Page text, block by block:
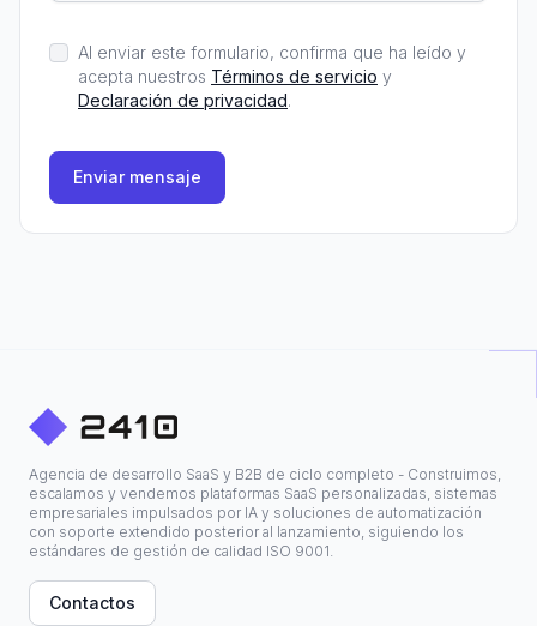
Al enviar este formulario, confirma que ha leído y
acepta nuestros Términos de servicio y
Declaración de privacidad.
Enviar mensaje
Agencia de desarrollo SaaS y B2B de ciclo completo - Construimos,
escalamos y vendemos plataformas SaaS personalizadas, sistemas
empresariales impulsados por IA y soluciones de automatización
con soporte extendido posterior al lanzamiento, siguiendo los
estándares de gestión de calidad ISO 9001.
Contactos